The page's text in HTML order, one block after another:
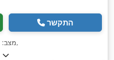
התקשר
מצב:,